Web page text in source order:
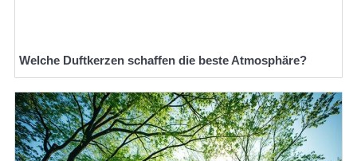
Welche Duftkerzen schaffen die beste Atmosphäre?